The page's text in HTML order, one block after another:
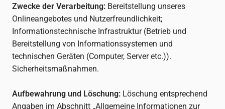
Zwecke der Verarbeitung: Bereitstellung unseres
Onlineangebotes und Nutzerfreundlichkeit;
Informationstechnische Infrastruktur (Betrieb und
Bereitstellung von Informationssystemen und
technischen Geräten (Computer, Server etc.)).
Sicherheitsmaßnahmen.
Aufbewahrung und Löschung: Löschung entsprechend
Angaben im Abschnitt „Allgemeine Informationen zur